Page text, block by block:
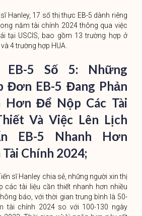
Hanley, 17 số thị thực EB-5 dành riêng
năm tài chính 2024 thông qua việc
tại USCIS, bao gồm 13 trường hợp ở
4 trường hợp HUA.
EB-5 Số 5: Những
Đơn EB-5 Đang Phản
Hơn Để Nộp Các Tài
Và Việc Lên Lịch
EB-5 Nhanh Hơn
Chính 2024;
sĩ Hanley chia sẻ, những người xin thị
các tài liệu cần thiết nhanh hơn nhiều
báo, với thời gian trung bình là 50-
tài chính 2024 so với 100-130 ngày